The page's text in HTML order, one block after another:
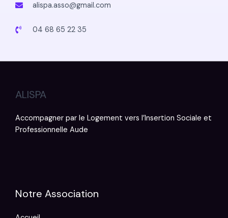
alispa.asso@gmail.com
04 68 65 22 35
ALISPA
Accompagner par le Logement vers l’Insertion Sociale et
Professionnelle Aude
Notre Association